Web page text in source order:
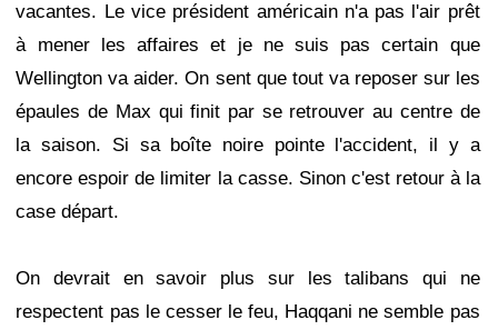
vacantes. Le vice président américain n'a pas l'air prêt
à mener les affaires et je ne suis pas certain que
Wellington va aider. On sent que tout va reposer sur les
épaules de Max qui finit par se retrouver au centre de
la saison. Si sa boîte noire pointe l'accident, il y a
encore espoir de limiter la casse. Sinon c'est retour à la
case départ.
On devrait en savoir plus sur les talibans qui ne
respectent pas le cesser le feu, Haqqani ne semble pas